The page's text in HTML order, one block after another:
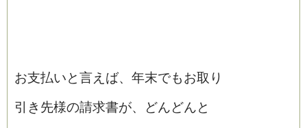
お支払いと言えば、年末でもお取り
引き先様の請求書が、どんどんと